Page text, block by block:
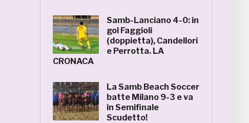
Samb-Lanciano 4-0: in
gol Faggioli
(doppietta), Candellori
e Perrotta. LA
CRONACA
La Samb Beach Soccer
batte Milano 9-3 e va
in Semifinale
Scudetto!